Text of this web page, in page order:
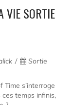
VIE SORTIE
Sortie
Time s’interroge
ces temps infinis,